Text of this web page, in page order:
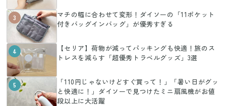
3
マチの幅に合わせて変形！ダイソーの「11ポケット
付きバッグインバッグ」が優秀すぎる
4
【セリア】荷物が減ってパッキングも快適！旅のス
トレスを減らす「超優秀トラベルグッズ」3選
5
「110円じゃないけどすぐ買って！」「暑い日がグッ
と快適に！」ダイソーで見つけたミニ扇風機がお値
段以上に大活躍